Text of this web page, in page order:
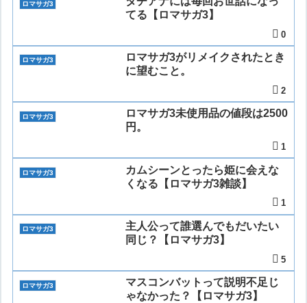
ロマサガ3
てる【ロマサガ3】
0
ロマサガ3
ロマサガ3がリメイクされたとき
に望むこと。
2
ロマサガ3
ロマサガ3未使用品の値段は2500
円。
1
ロマサガ3
カムシーンとったら姫に会えな
くなる【ロマサガ3雑談】
1
ロマサガ3
主人公って誰選んでもだいたい
同じ？【ロマサガ3】
5
ロマサガ3
マスコンバットって説明不足じ
ゃなかった？【ロマサガ3】